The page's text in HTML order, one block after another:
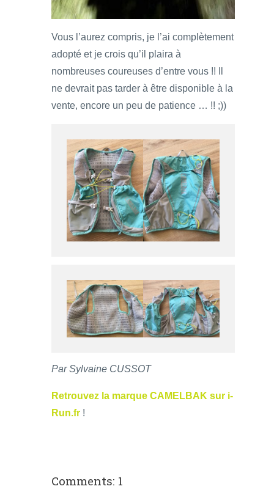
Vous l’aurez compris, je l’ai complètement
adopté et je crois qu’il plaira à
nombreuses coureuses d’entre vous !! Il
ne devrait pas tarder à être disponible à la
vente, encore un peu de patience … !! ;))
Par Sylvaine CUSSOT
Retrouvez la marque CAMELBAK sur i-
Run.fr !
Comments: 1